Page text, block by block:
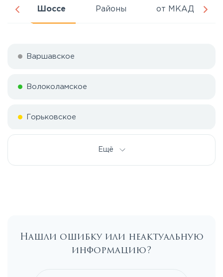
Шоссе Районы от МКАД
Варшавское
Волоколамское
Горьковское
Каширское
Ещё
Нашли ошибку или неактуальную
информацию?